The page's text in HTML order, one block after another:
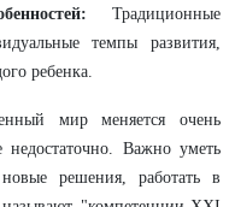
Традиционные
темпы развития,
ребенка.
мир меняется очень
Важно уметь
решения, работать в